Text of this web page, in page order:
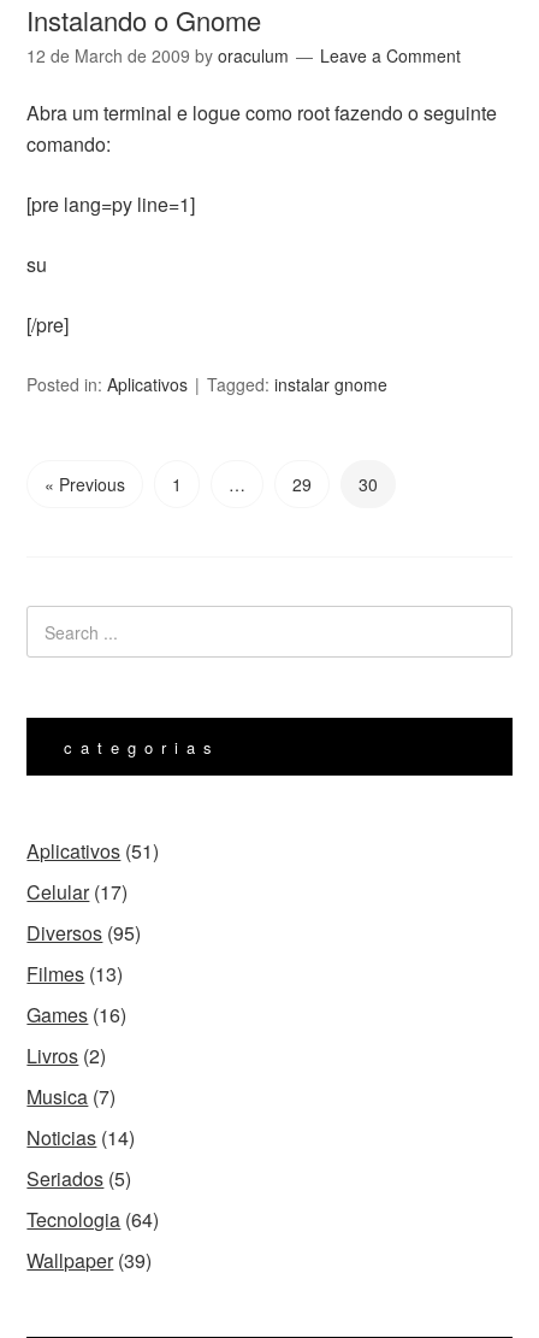
Instalando o Gnome
12 de March de 2009 byoraculum Leave a Comment
Abra um terminal e logue como root fazendo o seguinte
comando:
[pre lang=py line=1]
su
[/pre]
Posted in:Aplicativos Tagged:instalar gnome
« Previous 1 … 29 30
categorias
Aplicativos (51)
Celular(17)
Diversos (95)
Filmes (13)
Games (16)
Livros (2)
Musica (7)
Noticias (14)
Seriados (5)
Tecnologia (64)
Wallpaper(39)